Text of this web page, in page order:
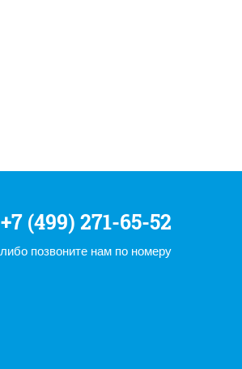
+7 (499) 271-65-52
либо позвоните нам по номеру